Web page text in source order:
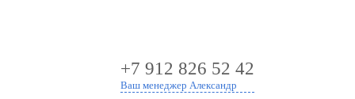
+7 912 826 52 42
Ваш менеджер Александр